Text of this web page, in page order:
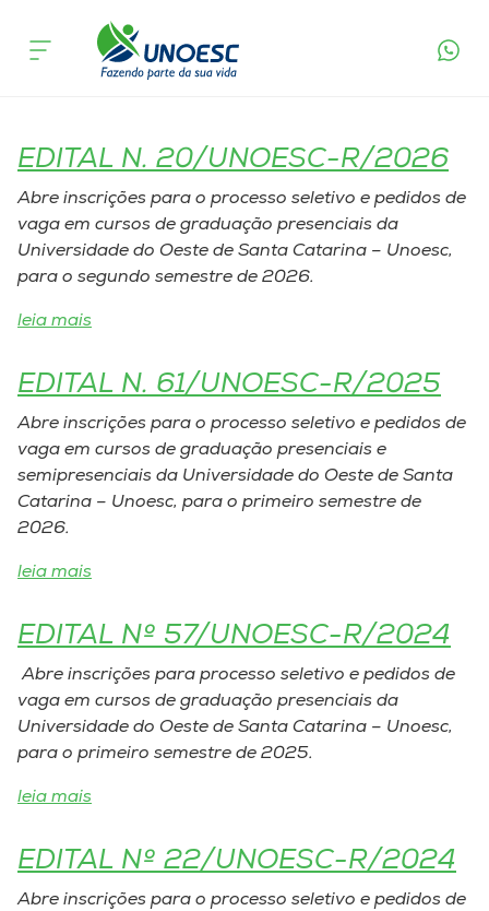
Cursos
Pesquisa
Atendimento ao Estudante
A
Internacionalização
I.nova
Cultura
CPA
Biblioteca
Editora
Tags Publicações Legais:
Seletivo Unoesc
EDITAL N. 20/UNOESC-R/2026
Abre inscrições para o processo seletivo e pedidos de
vaga em cursos de graduação presenciais da
Universidade do Oeste de Santa Catarina – Unoesc,
para o segundo semestre de 2026.
leia mais
EDITAL N. 61/UNOESC-R/2025
Abre inscrições para o processo seletivo e pedidos de
vaga em cursos de graduação presenciais e
semipresenciais da Universidade do Oeste de Santa
Catarina – Unoesc, para o primeiro semestre de
2026.
leia mais
EDITAL Nº 57/UNOESC-R/2024
Abre inscrições para processo seletivo e pedidos de
vaga em cursos de graduação presenciais da
Universidade do Oeste de Santa Catarina – Unoesc,
para o primeiro semestre de 2025.
leia mais
EDITAL Nº 22/UNOESC-R/2024
Abre inscrições para o processo seletivo e pedidos de